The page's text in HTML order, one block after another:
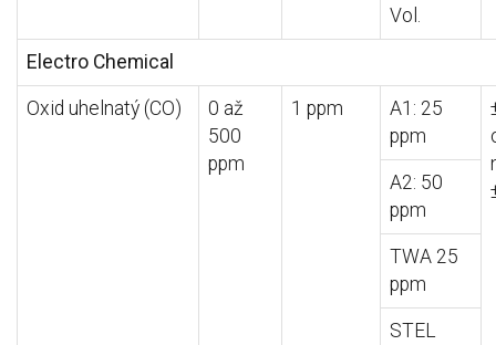
Vol.
Electro Chemical
Oxid uhelnatý (CO)
0 až
500
ppm
1 ppm
A1: 25
ppm
A2: 50
ppm
TWA 25
ppm
STEL